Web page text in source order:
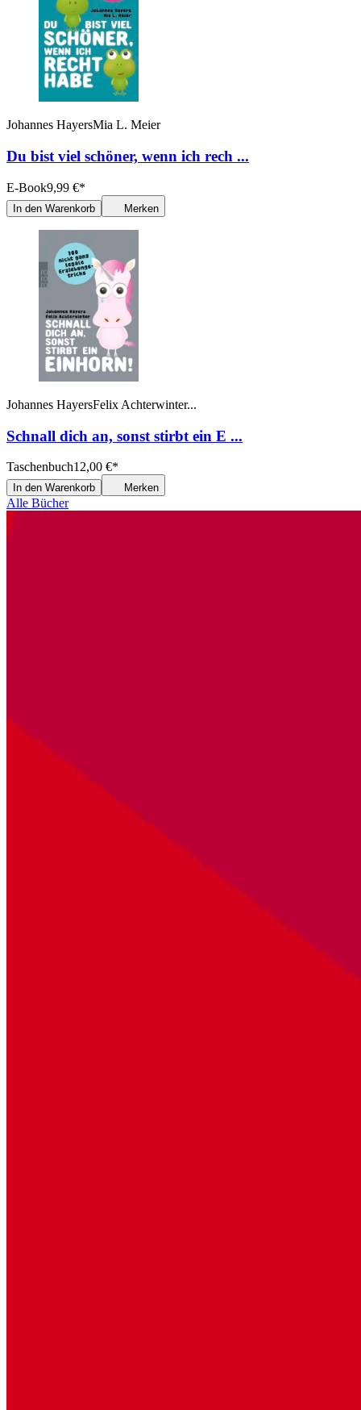
Johannes HayersMia L. Meier
Du bist viel schöner, wenn ich rech ...
E-Book9,99 €*
In den Warenkorb Merken
Johannes HayersFelix Achterwinter...
Schnall dich an, sonst stirbt ein E ...
Taschenbuch12,00 €*
In den Warenkorb Merken
Alle Bücher